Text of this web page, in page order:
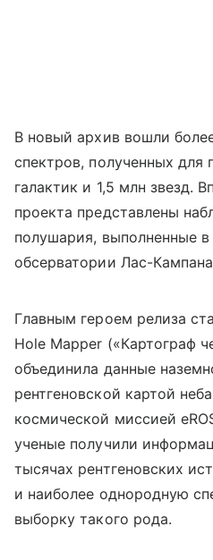
В новый архив вошли
спектров, полученных
галактик и 1,5 млн звезд.
проекта представлены
полушария, выполненные
обсерватории Лас-
Главным героем релиза
Hole Mapper («Картограф
объединила данные
рентгеновской картой
космической миссией
ученые получили
тысячах рентгеновских
и наиболее однородную
выборку такого рода.